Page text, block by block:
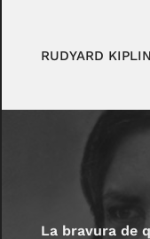
RUDYARD
La bravura de